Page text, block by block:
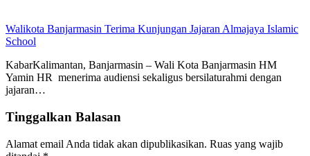
Walikota Banjarmasin Terima Kunjungan Jajaran Almajaya Islamic
School
KabarKalimantan, Banjarmasin – Wali Kota Banjarmasin HM
Yamin HR menerima audiensi sekaligus bersilaturahmi dengan
jajaran…
Tinggalkan Balasan
Alamat email Anda tidak akan dipublikasikan. Ruas yang wajib